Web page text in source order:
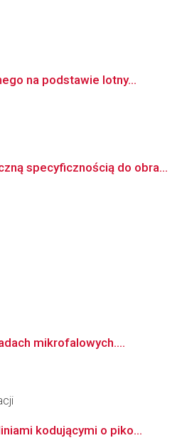
na podstawie lotny...
specyficznością do obra...
mikrofalowych....
kodującymi o piko...